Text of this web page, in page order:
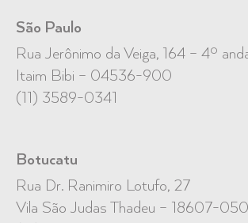
São Paulo
Rua Jerônimo da Veiga, 164 – 4º
Itaim Bibi – 04536-900
(11) 3589-0341
Botucatu
Rua Dr. Ranimiro Lotufo, 27
Vila São Judas Thadeu – 18607-050